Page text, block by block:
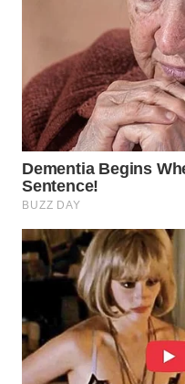
WN
LABUANBAJO
WN
BORNEO
Wahana
Media
Group
WAHANA
NEWS
WAHANA
TANI